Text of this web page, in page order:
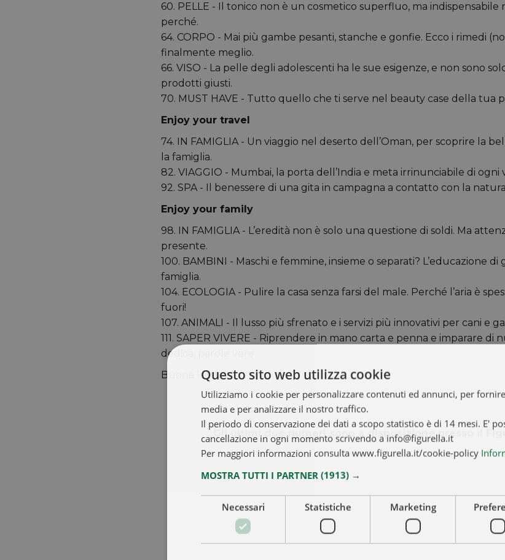
60. PELLE - Il tonico non è un cosmetico superfluo, ma
perché.
64. CORPO - Mai più gambe pesanti, stanche e gonfie. Ecco i rimedi
finalmente meglio.
66. VISO - La pelle degli adolescenti ha le sue esigenze, e non sono
prodotti giusti.
70. MUST HAVE - Tutto quello che ti serve nel beauty case della tua
Enjoy your travel
74. IN FAMIGLIA - Un viaggio nel deserto dell’Oman, per scoprire la
la famiglia.
82. VIAGGIO - Mumbai, la porta dell’India e meta irrinunciabile di ogni
92. SPA - Il benessere di una gita in campagna a contatto con la
Enjoy your family
98. IN FAMIGLIA - L’eredità non è solo una questione di soldi. Ma
presente.
100. BAMBINI - Maschi e femmine, insieme o separati? L’educazione
famiglia.
104. ECOLOGIA - Pulire la casa senza farsi del male. Perché l’aria è
fuori!
107. ANIMALI - Il lusso più sfrenato e i servizi più innovativi per cani e
111. SAPER VIVERE - Riprendere in mano carta e penna e imparare di
dedica, parole vere.
Buona lettura!
Gli ultimi due numeri sono a disposizione presso il
Questo sito web utilizza cookie
Utilizziamo i cookie per personalizzare contenuti ed annunci, per
media e per analizzare il nostro traffico.
Il periodo di conservazione dei dati a scopo statistico è di 14 mesi. E'
cancellazione in ogni momento scrivendo a info@figurella.it
Per maggiori informazioni consulta www.figurella.it/cookie-policy
MOSTRA TUTTI I PARTNER (1913) →
Necessari Statistiche Marketing